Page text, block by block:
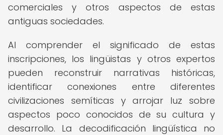
comerciales y otros aspectos de estas
antiguas sociedades.
Al comprender el significado de estas
inscripciones, los lingüistas y otros expertos
pueden reconstruir narrativas históricas,
identificar conexiones entre diferentes
civilizaciones semíticas y arrojar luz sobre
aspectos poco conocidos de su cultura y
desarrollo. La decodificación lingüística no